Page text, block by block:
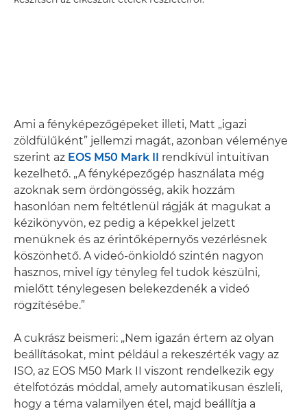
Ami a fényképezőgépeket illeti, Matt „igazi
zöldfülűként” jellemzi magát, azonban véleménye
szerint az EOS M50 Mark II rendkívül intuitívan
kezelhető. „A fényképezőgép használata még
azoknak sem ördöngösség, akik hozzám
hasonlóan nem feltétlenül rágják át magukat a
kézikönyvön, ez pedig a képekkel jelzett
menüknek és az érintőképernyős vezérlésnek
köszönhető. A videó-önkioldó szintén nagyon
hasznos, mivel így tényleg fel tudok készülni,
mielőtt ténylegesen belekezdenék a videó
rögzítésébe.”
A cukrász beismeri: „Nem igazán értem az olyan
beállításokat, mint például a rekeszérték vagy az
ISO, az EOS M50 Mark II viszont rendelkezik egy
ételfotózás móddal, amely automatikusan észleli,
hogy a téma valamilyen étel, majd beállítja a